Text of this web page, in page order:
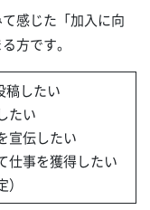
感じた「加入に向
方です。
稿したい
たい
宣伝したい
仕事を獲得したい